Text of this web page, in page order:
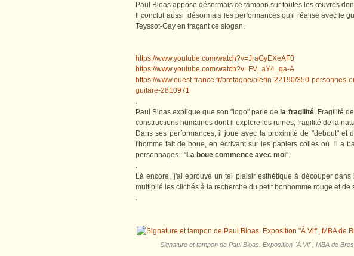
Paul Bloas appose désormais ce tampon sur toutes les œuvres
Il conclut aussi désormais les performances qu'il réalise avec le
Teyssot-Gay en traçant ce slogan.
https://www.youtube.com/watch?v=JraGyEXeAF0
https://www.youtube.com/watch?v=FV_aY4_qa-A
https://www.ouest-france.fr/bretagne/plerin-22190/350-personnes-
guitare-2810971
.
Paul Bloas explique que son "logo" parle de la fragilité. Fragilité
constructions humaines dont il explore les ruines, fragilité de la
Dans ses performances, il joue avec la proximité de "debout" et
l'homme fait de boue, en écrivant sur les papiers collés où il a
personnages : "La boue commence avec moi".
.
Là encore, j'ai éprouvé un tel plaisir esthétique à découper
multiplié les clichés à la recherche du petit bonhomme rouge et de
.
Signature et tampon de Paul Bloas. Exposition "À Vif", MBA de